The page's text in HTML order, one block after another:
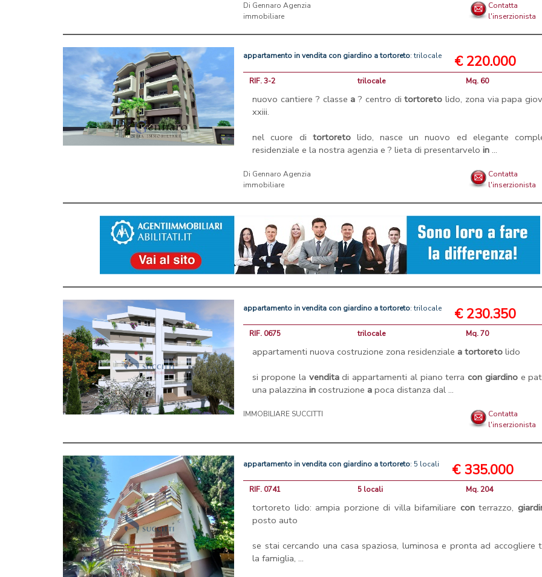
Di Gennaro Agenzia
immobiliare
Contatta
l'inserzionista
appartamento in vendita con giardino a tortoreto: trilocale € 220.000
RIF. 3-2 trilocale Mq. 60
nuovo cantiere ? classe a ? centro ditortoreto lido, zona via papa
xxiii.
nel cuore di tortoretolido, nasce un nuovo ed elegante
residenziale e la nostra agenzia e ? lieta di presentarveloin ...
Di Gennaro Agenzia
immobiliare
Contatta
l'inserzionista
appartamento in vendita con giardino a tortoreto: trilocale € 230.350
RIF. 0675 trilocale Mq. 70
appartamenti nuova costruzione zona residenziale a tortoreto lido
si propone la venditadi appartamenti al piano terracon giardinoe
una palazzinain costruzione a poca distanza dal ...
IMMOBILIARE SUCCITTI
Contatta
l'inserzionista
appartamento in vendita con giardino a tortoreto: 5 locali € 335.000
RIF. 0741 5 locali Mq. 204
tortoreto lido: ampia porzione di villa bifamiliare conterrazzo,
posto auto
se stai cercando una casa spaziosa, luminosa e pronta ad accogliere
la famiglia, ...